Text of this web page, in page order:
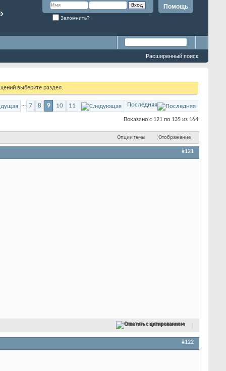
Помощь
Запомнить?
Расширенный поиск
выберите раздел.
... 7 8 9 10 11 Последняя
Показано с 121 по 135 из 164
Опции темы Отображение
#121
Ответить с цитированием
#122